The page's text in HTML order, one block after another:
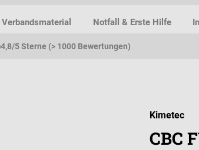
Verbandsmaterial Notfall & Erste Hilfe
4,8/5 Sterne (> 1000 Bewertungen)
Kimetec
CBC